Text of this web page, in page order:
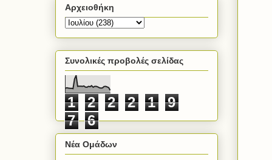
Αρχειοθήκη
Συνολικές προβολές σελίδας
1 2 2 2 1
9
7
6
Νέα Ομάδων